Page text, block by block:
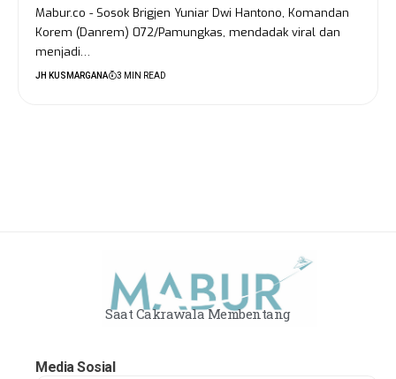
Mabur.co - Sosok Brigjen Yuniar Dwi Hantono, Komandan
Korem (Danrem) 072/Pamungkas, mendadak viral dan
menjadi…
JH KUSMARGANA 3 MIN READ
Saat Cakrawala Membentang
Media Sosial